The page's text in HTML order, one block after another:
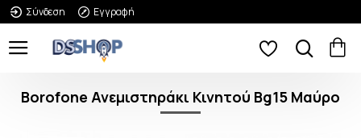
Σύνδεση Εγγραφή
Borofone Ανεμιστηράκι Κινητού Bg15 Μαύρο